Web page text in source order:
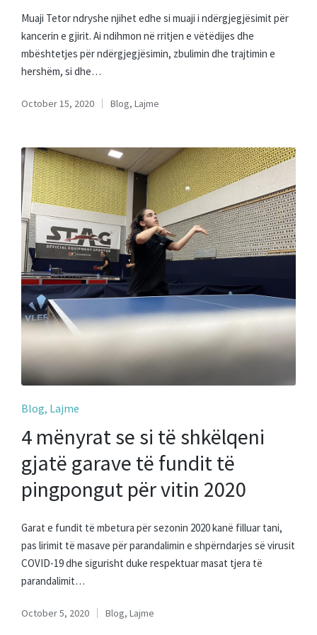
Muaji Tetor ndryshe njihet edhe si muaji i ndërgjegjësimit për
kancerin e gjirit. Ai ndihmon në rritjen e vëtëdijes dhe
mbështetjes për ndërgjegjësimin, zbulimin dhe trajtimin e
hershëm, si dhe…
October 15, 2020
Posted
Blog, Lajme
Posted
Blog Lajme
4 mënyrat se si të shkëlqeni
gjatë garave të fundit të
pingpongut për vitin 2020
Garat e fundit të mbetura për sezonin 2020 kanë filluar tani,
pas lirimit të masave për parandalimin e shpërndarjes së virusit
COVID-19 dhe sigurisht duke respektuar masat tjera të
parandalimit…
October 5, 2020
Posted
Blog, Lajme